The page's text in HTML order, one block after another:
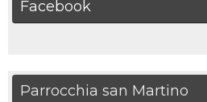
Facebook
Parrocchia san Martino